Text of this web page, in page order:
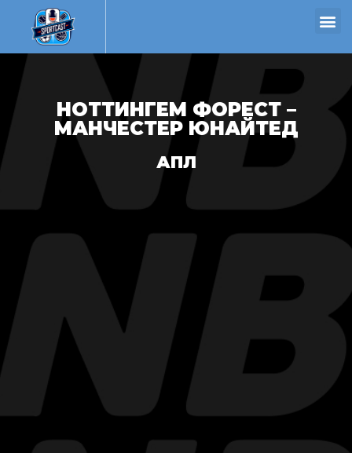
НОТТИНГЕМ ФОРЕСТ –
МАНЧЕСТЕР ЮНАЙТЕД
АПЛ